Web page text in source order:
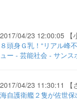
2017/04/23 12:00:05 【
８頭身Ｇ乳！“リアル峰
ュー - 芸能社会 - サン
2017/04/23 11:30:11 【
海自護衛艦２隻が佐世